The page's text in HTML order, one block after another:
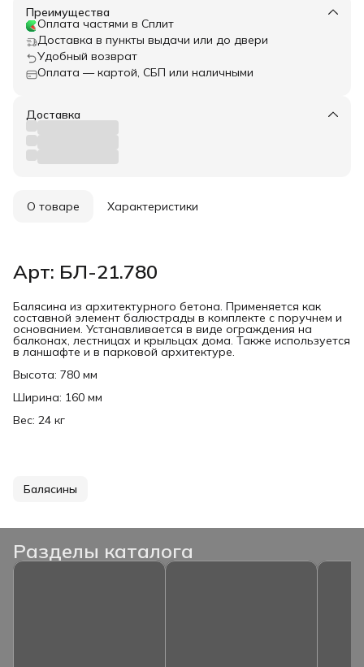
Преимущества
Оплата частями в Сплит
Доставка в пункты выдачи или до двери
Удобный возврат
Оплата — картой, СБП или наличными
Доставка
О товаре Характеристики
Арт: БЛ-21.780
Балясина из архитектурного бетона. Применяется как
составной элемент балюстрады в комплекте с поручнем и
основанием. Устанавливается в виде ограждения на
балконах, лестницах и крыльцах дома. Также используется
в ланшафте и в парковой архитектуре.
Высота: 780 мм
Ширина: 160 мм
Вес: 24 кг
Балясины
Разделы каталога